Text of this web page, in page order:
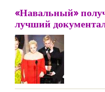
«Навальный»
лучший